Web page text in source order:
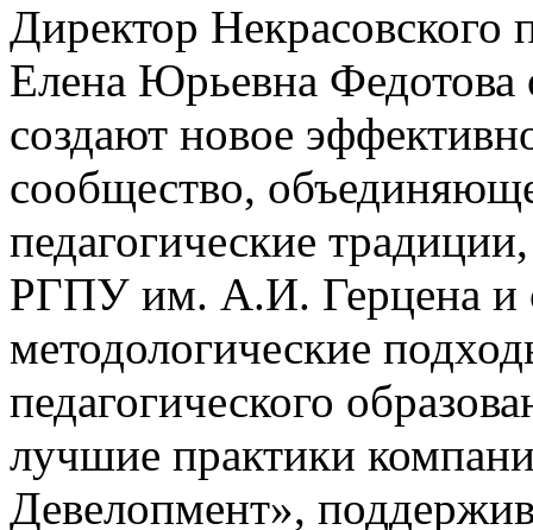
Директор Некрасовского
Елена Юрьевна Федотова
создают новое
сообщество,
педагогические
РГПУ им. А.И. Герцена и
методологические
педагогического
лучшие практики
Девелопмент»,